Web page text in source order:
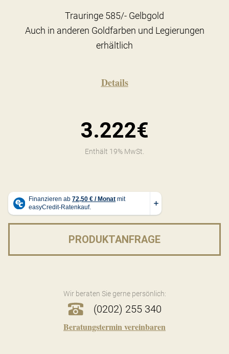
Trauringe 585/- Gelbgold
Auch in anderen Goldfarben und Legierungen
erhältlich
Details
3.222€
Enthält 19% MwSt.
PRODUKTANFRAGE
Wir beraten Sie gerne persönlich:
(0202) 255 340
Beratungstermin vereinbaren